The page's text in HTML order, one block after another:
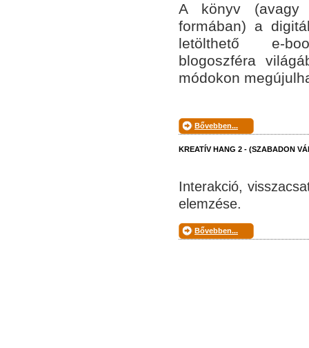
A könyv (avagy
formában) a
letölthető e-
blogoszféra
módokon
Bővebben...
KREATÍV HANG 2 - (SZABADON
Interakció,
elemzése.
Bővebben...